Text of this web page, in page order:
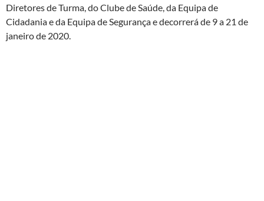
Diretores de Turma, do Clube de Saúde, da Equipa de
Cidadania e da Equipa de Segurança e decorrerá de 9 a 21 de
janeiro de 2020.